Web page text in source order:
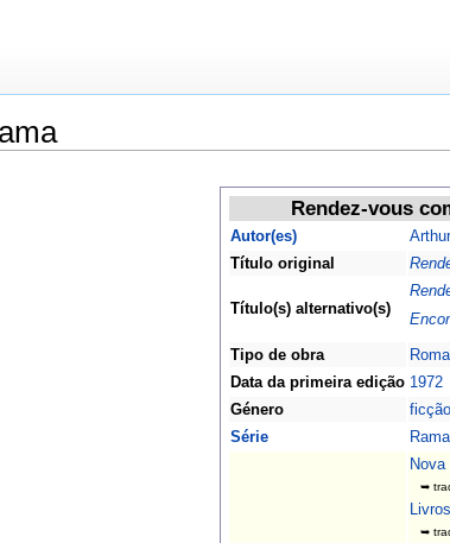
Rendez-vous
Autor(es)
Título original
Título(s) alternativo(s)
Tipo de obra
Data da primeira edição 1972
Género
Série
Rama
Nova
➥
➥